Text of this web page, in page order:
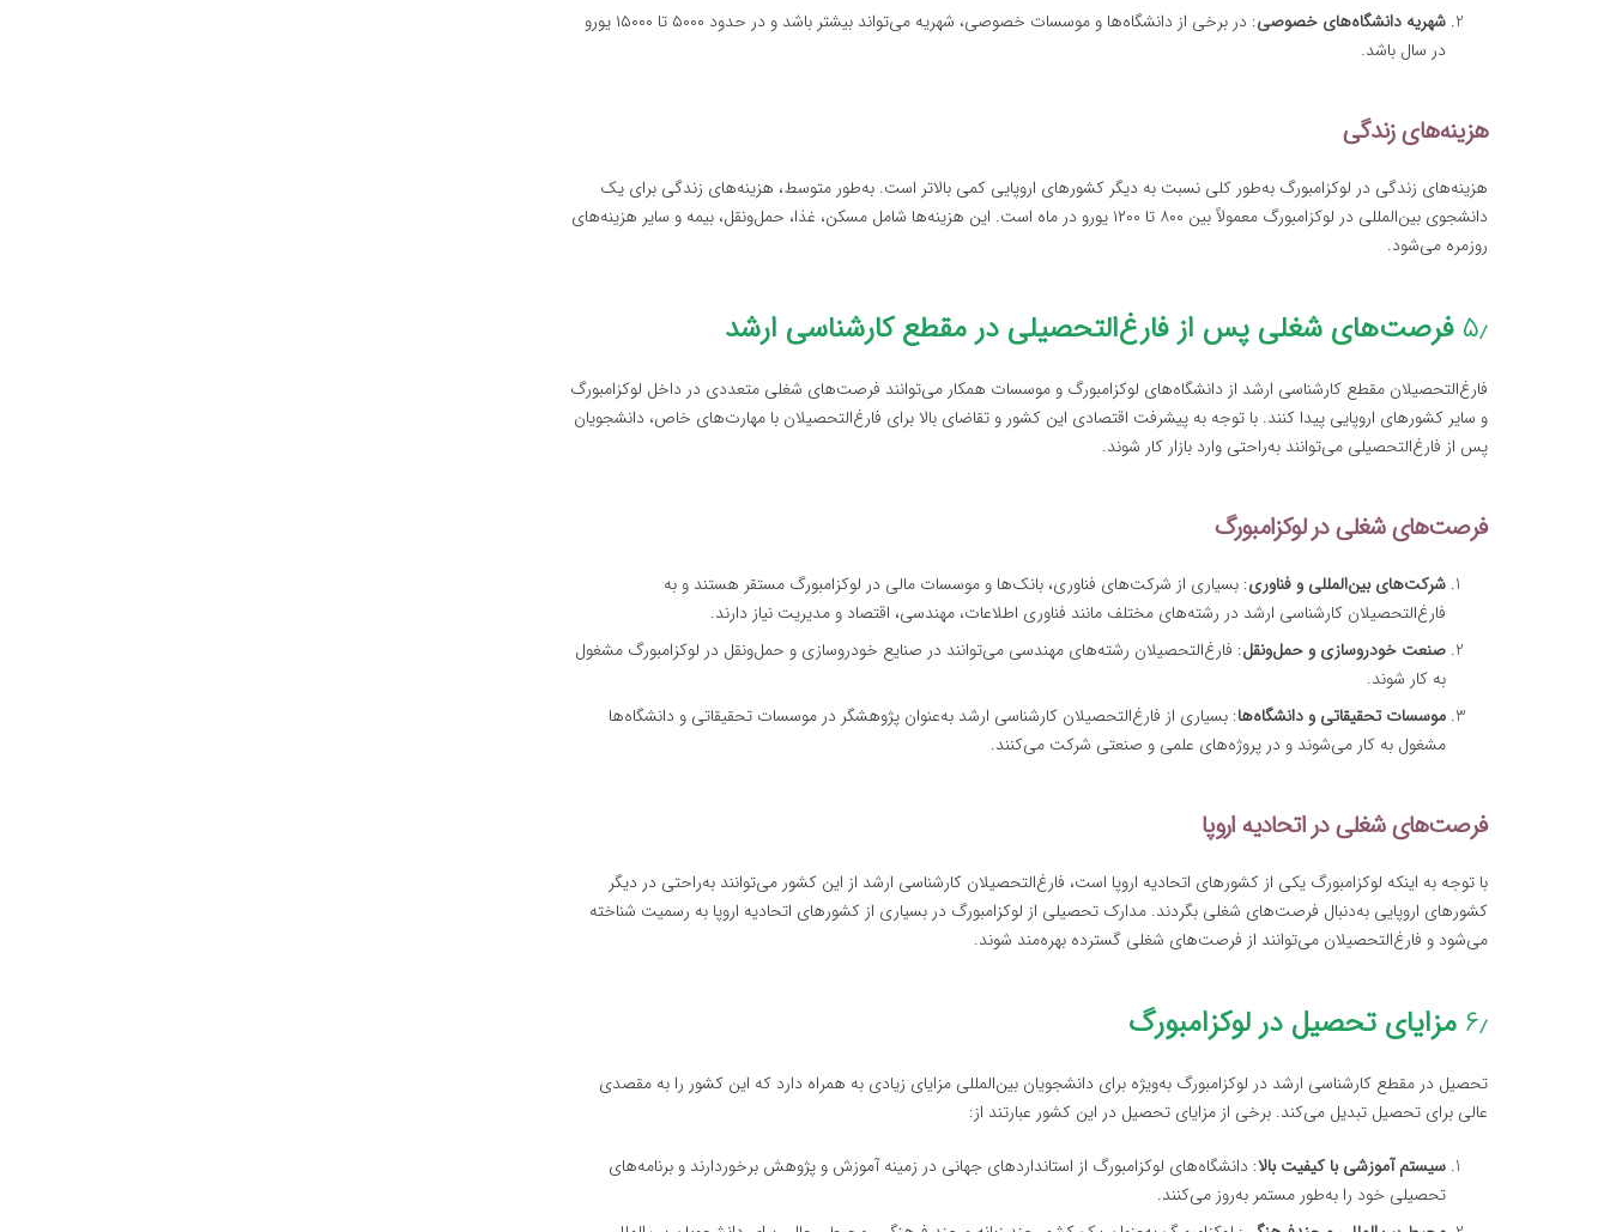
شهریه دانشگاه‌های خصوصی
: در برخی از دانشگاه‌ها و موسسات خصوصی، شهریه می‌تواند بیشتر باشد و در حدود ۵۰۰۰ تا ۱۵۰۰۰ یورو
در سال باشد.
هزینه‌های زندگی
هزینه‌های زندگی در لوکزامبورگ به‌طور کلی نسبت به دیگر کشورهای اروپایی کمی بالاتر است. به‌طور متوسط، هزینه‌های زندگی برای یک
دانشجوی بین‌المللی در لوکزامبورگ معمولاً بین ۸۰۰ تا ۱۲۰۰ یورو در ماه است. این هزینه‌ها شامل مسکن، غذا، حمل‌ونقل، بیمه و سایر هزینه‌های
روزمره می‌شود.
۵٫ فرصت‌های شغلی پس از فارغ‌التحصیلی در مقطع کارشناسی ارشد
فارغ‌التحصیلان مقطع کارشناسی ارشد از دانشگاه‌های لوکزامبورگ و موسسات همکار می‌توانند فرصت‌های شغلی متعددی در داخل لوکزامبورگ
و سایر کشورهای اروپایی پیدا کنند. با توجه به پیشرفت اقتصادی این کشور و تقاضای بالا برای فارغ‌التحصیلان با مهارت‌های خاص، دانشجویان
پس از فارغ‌التحصیلی می‌توانند به‌راحتی وارد بازار کار شوند.
فرصت‌های شغلی در لوکزامبورگ
شرکت‌های بین‌المللی و فناوری: بسیاری از شرکت‌های فناوری، بانک‌ها و موسسات مالی در لوکزامبورگ مستقر هستند و به
فارغ‌التحصیلان کارشناسی ارشد در رشته‌های مختلف مانند فناوری اطلاعات، مهندسی، اقتصاد و مدیریت نیاز دارند.
صنعت خودروسازی و حمل‌ونقل: فارغ‌التحصیلان رشته‌های مهندسی می‌توانند در صنایع خودروسازی و حمل‌ونقل در لوکزامبورگ مشغول
به کار شوند.
موسسات تحقیقاتی و دانشگاه‌ها: بسیاری از فارغ‌التحصیلان کارشناسی ارشد به‌عنوان پژوهشگر در موسسات تحقیقاتی و دانشگاه‌ها
مشغول به کار می‌شوند و در پروژه‌های علمی و صنعتی شرکت می‌کنند.
فرصت‌های شغلی در اتحادیه اروپا
با توجه به اینکه لوکزامبورگ یکی از کشورهای اتحادیه اروپا است، فارغ‌التحصیلان کارشناسی ارشد از این کشور می‌توانند به‌راحتی در دیگر
کشورهای اروپایی به‌دنبال فرصت‌های شغلی بگردند. مدارک تحصیلی از لوکزامبورگ در بسیاری از کشورهای اتحادیه اروپا به رسمیت شناخته
می‌شود و فارغ‌التحصیلان می‌توانند از فرصت‌های شغلی گسترده بهره‌مند شوند.
۶٫ مزایای تحصیل در لوکزامبورگ
تحصیل در مقطع کارشناسی ارشد در لوکزامبورگ به‌ویژه برای دانشجویان بین‌المللی مزایای زیادی به همراه دارد که این کشور را به مقصدی
عالی برای تحصیل تبدیل می‌کند. برخی از مزایای تحصیل در این کشور عبارتند از:
سیستم آموزشی با کیفیت بالا: دانشگاه‌های لوکزامبورگ از استانداردهای جهانی در زمینه آموزش و پژوهش برخوردارند و برنامه‌های
تحصیلی خود را به‌طور مستمر به‌روز می‌کنند.